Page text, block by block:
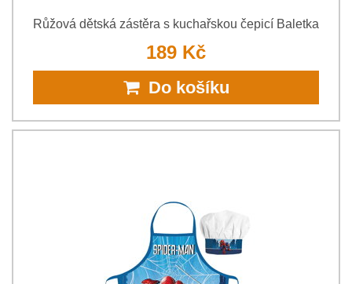
Růžová dětská zástěra s kuchařskou čepicí Baletka
189 Kč
Do košíku